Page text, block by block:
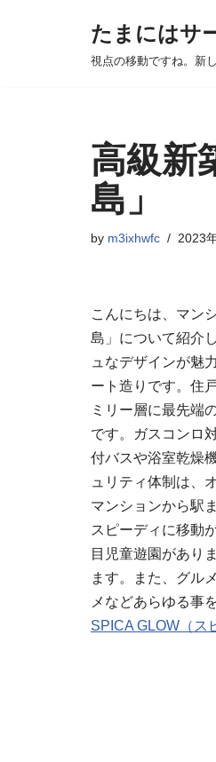
たまにはサ
視点の移動ですね。新
高級新
島」
by m3ixhwfc 2023
こんにちは、マン
島」について紹介
ュなデザインが魅
ート造りです。住
ミリー層に最先端
です。ガスコンロ
付バスや浴室乾燥
ュリティ体制は、
マンションから駅
スピーディに移動
目児童遊園があり
ます。また、グル
メなどあらゆる事
SPICA GLOW（ス